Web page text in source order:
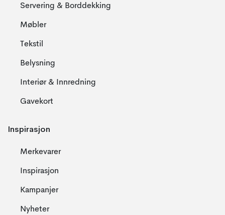
Servering & Borddekking
Møbler
Tekstil
Belysning
Interiør & Innredning
Gavekort
Inspirasjon
Merkevarer
Inspirasjon
Kampanjer
Nyheter